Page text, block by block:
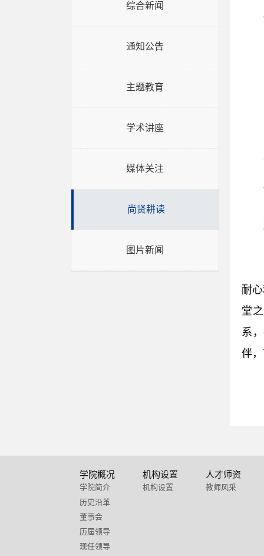
综合新闻
通知公告
主题教育
学术讲座
媒体关注
尚贤耕读
图片新闻
耐
堂
系
伴
学院概况
学院简介
历史沿革
董事会
历届领导
现任领导
机构设置
机构设置
人才师资
教师风采